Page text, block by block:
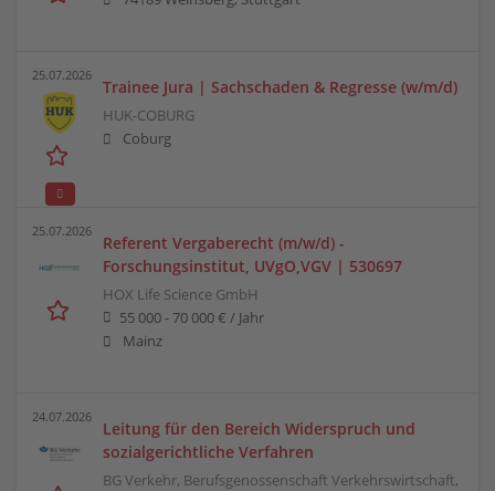
25.07.2026
Trainee Jura | Sachschaden & Regresse (w/m/d)
HUK-COBURG
Coburg
25.07.2026
Referent Vergaberecht (m/w/d) -
Forschungsinstitut, UVgO,VGV | 530697
HOX Life Science GmbH
55 000 - 70 000 € / Jahr
Mainz
24.07.2026
Leitung für den Bereich Widerspruch und
sozialgerichtliche Verfahren
BG Verkehr, Berufsgenossenschaft Verkehrswirtschaft,